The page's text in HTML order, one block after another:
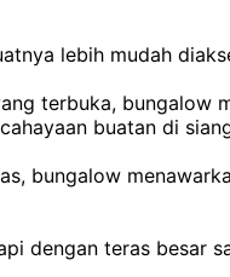
lebih mudah
terbuka, bungalow
buatan di
bungalow
dengan teras besar